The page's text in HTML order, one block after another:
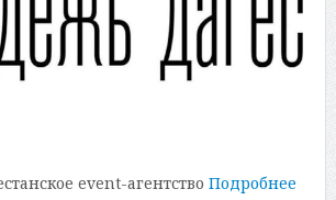
event-агентство Подробнее